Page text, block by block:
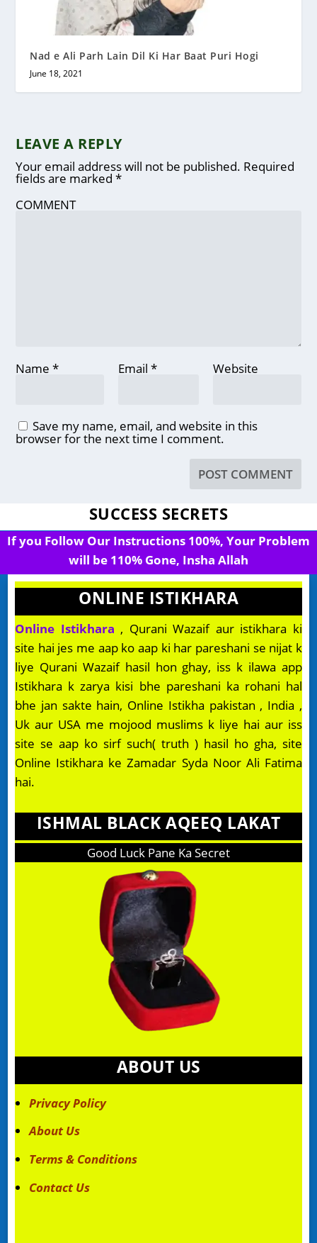
Nad e Ali Parh Lain Dil Ki Har Baat Puri Hogi
June 18, 2021
LEAVE A REPLY
Your email address will not be published. Required
fields are marked*
COMMENT
Name* Email * Website
Save my name, email, and website in this
browser for the next time I comment.
SUCCESS SECRETS
If you Follow Our Instructions 100%, Your Problem
will be 110% Gone, Insha Allah
ONLINE ISTIKHARA
Online Istikhara , Qurani Wazaif aur istikhara ki
site hai jes me aap ko aap ki har pareshani se nijat k
liye Qurani Wazaif hasil hon ghay, iss k ilawa app
Istikhara k zarya kisi bhe pareshani ka rohani hal
bhe jan sakte hain, Online Istikha pakistan , India ,
Uk aur USA me mojood muslims k liye hai aur iss
site se aap ko sirf such( truth ) hasil ho gha, site
Online Istikhara ke Zamadar Syda Noor Ali Fatima
hai.
ISHMAL BLACK AQEEQ LAKAT
Good Luck Pane Ka Secret
ABOUT US
Privacy Policy
About Us
Terms & Conditions
Contact Us